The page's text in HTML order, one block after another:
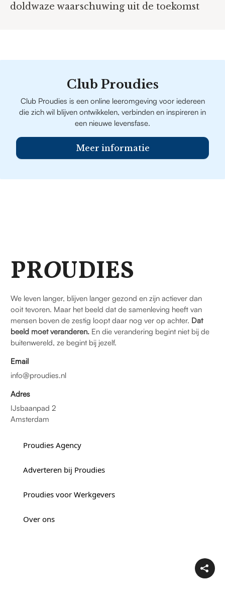
doldwaze waarschuwing uit de toekomst
Club Proudies
Club Proudies is een online leeromgeving voor iedereen
die zich wil blijven ontwikkelen, verbinden en inspireren in
een nieuwe levensfase.
Meer informatie
PROUDIES
We leven langer, blijven langer gezond en zijn actiever dan
ooit tevoren. Maar het beeld dat de samenleving heeft van
mensen boven de zestig loopt daar nog ver op achter. Dat
beeld moet veranderen. En die verandering begint niet bij de
buitenwereld, ze begint bij jezelf.
Email
info@proudies.nl
Adres
IJsbaanpad 2
Amsterdam
Proudies Agency
Adverteren bij Proudies
Proudies voor Werkgevers
Over ons